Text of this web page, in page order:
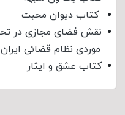
کتاب دیوان محبت
نقش فضای مجازی در
موردی نظام قضائی ایران
کتاب عشق و ایثار